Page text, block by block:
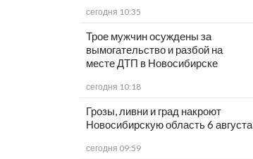
сегодня 10:35
Трое мужчин осуждены за
вымогательство и разбой на
месте ДТП в Новосибирске
сегодня 10:18
Грозы, ливни и град накроют
Новосибирскую область 6 августа
сегодня 09:59